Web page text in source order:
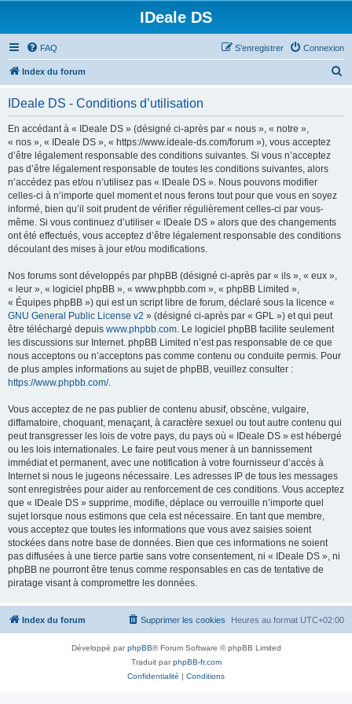
IDeale DS
FAQ Connexion
S’enregistrer
Index du forum
IDeale DS - Conditions d’utilisation
En accédant à « IDeale DS » (désigné ci-après par « nous », « notre »,
« nos », « IDeale DS », « https://www.ideale-ds.com/forum »), vous acceptez
d’être légalement responsable des conditions suivantes. Si vous n’acceptez
pas d’être légalement responsable de toutes les conditions suivantes, alors
n’accédez pas et/ou n’utilisez pas « IDeale DS ». Nous pouvons modifier
celles-ci à n’importe quel moment et nous ferons tout pour que vous en soyez
informé, bien qu’il soit prudent de vérifier régulièrement celles-ci par vous-
même. Si vous continuez d’utiliser « IDeale DS » alors que des changements
ont été effectués, vous acceptez d’être légalement responsable des conditions
découlant des mises à jour et/ou modifications.
Nos forums sont développés par phpBB (désigné ci-après par « ils », « eux »,
« leur », « logiciel phpBB », « www.phpbb.com », « phpBB Limited »,
« Équipes phpBB ») qui est un script libre de forum, déclaré sous la licence «
GNU General Public License v2 » (désigné ci-après par « GPL ») et qui peut
être téléchargé depuis www.phpbb.com. Le logiciel phpBB facilite seulement
les discussions sur Internet. phpBB Limited n’est pas responsable de ce que
nous acceptons ou n’acceptons pas comme contenu ou conduite permis. Pour
de plus amples informations au sujet de phpBB, veuillez consulter :
https://www.phpbb.com/.
Vous acceptez de ne pas publier de contenu abusif, obscène, vulgaire,
diffamatoire, choquant, menaçant, à caractère sexuel ou tout autre contenu qui
peut transgresser les lois de votre pays, du pays où « IDeale DS » est hébergé
ou les lois internationales. Le faire peut vous mener à un bannissement
immédiat et permanent, avec une notification à votre fournisseur d’accès à
Internet si nous le jugeons nécessaire. Les adresses IP de tous les messages
sont enregistrées pour aider au renforcement de ces conditions. Vous acceptez
que « IDeale DS » supprime, modifie, déplace ou verrouille n’importe quel
sujet lorsque nous estimons que cela est nécessaire. En tant que membre,
vous acceptez que toutes les informations que vous avez saisies soient
stockées dans notre base de données. Bien que ces informations ne soient
pas diffusées à une tierce partie sans votre consentement, ni « IDeale DS », ni
phpBB ne pourront être tenus comme responsables en cas de tentative de
piratage visant à compromettre les données.
Index du forum Heures au format UTC+02:00
Supprimer les cookies
Développé parphpBB® Forum Software © phpBB Limited
Traduit parphpBB-fr.com
Confidentialité | Conditions